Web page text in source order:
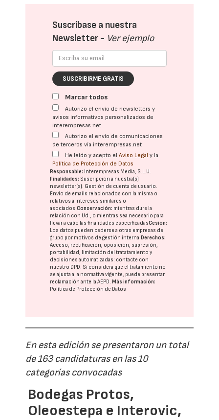
Suscríbase a nuestra
Newsletter - Ver ejemplo
SUSCRIBIRME GRATIS
Marcar todos
Autorizo el envío de newsletters y
avisos informativos personalizados de
interempresas.net
Autorizo el envío de comunicaciones
de terceros vía interempresas.net
He leído y acepto elAviso Legal y la
Política de Protección de Datos
Responsable: Interempresas Media, S.L.U.
Finalidades: Suscripción a nuestra(s)
newsletter(s). Gestión de cuenta de usuario.
Envío de emails relacionados con la misma o
relativos a intereses similares o
asociados.Conservación: mientras dure la
relación con Ud., o mientras sea necesario para
llevar a cabo las finalidades especificadasCesión:
Los datos pueden cederse a otras empresas del
grupo por motivos de gestión interna.Derechos:
Acceso, rectificación, oposición, supresión,
portabilidad, limitación del tratatamiento y
decisiones automatizadas: contacte con
nuestro DPD. Si considera que el tratamiento no
se ajusta a la normativa vigente, puede presentar
reclamación ante laAEPD.Más información:
Política de Protección de Datos
En esta edición se presentaron un total
de 163 candidaturas en las 10
categorías convocadas
Bodegas Protos,
Oleoestepa e Interovic,